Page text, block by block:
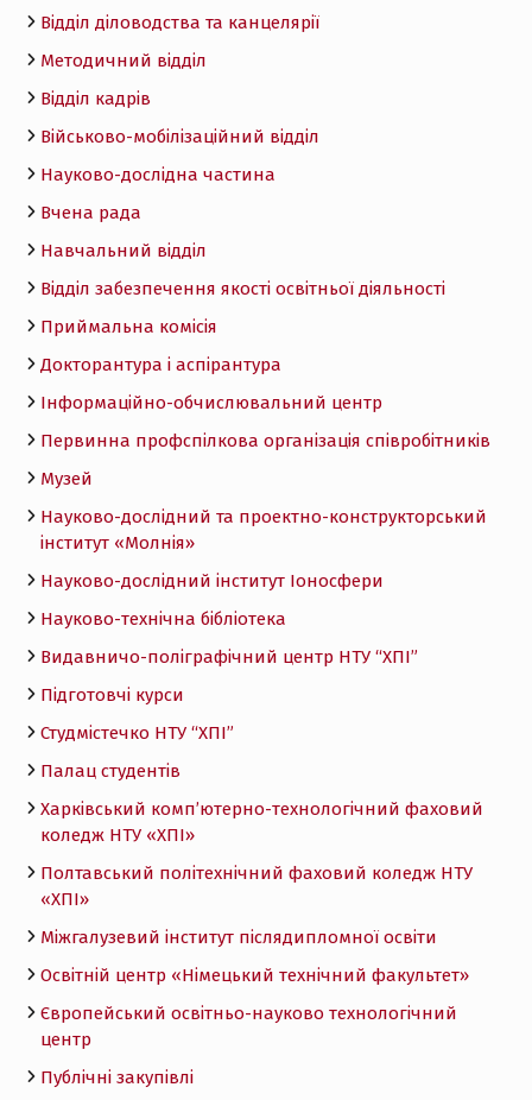
Відділ діловодства та канцелярії
Методичний відділ
Відділ кадрів
Військово-мобілізаційний відділ
Науково-дослідна частина
Вчена рада
Навчальний відділ
Відділ забезпечення якості освітньої діяльності
Приймальна комісія
Докторантура і аспірантура
Інформаційно-обчислювальний центр
Первинна профспілкова організація співробітників
Музей
Науково-дослідний та проектно-конструкторський
інститут «Молнія»
Науково-дослідний інститут Іоносфери
Науково-технічна бібліотека
Видавничо-поліграфічний центр НТУ “ХПІ”
Підготовчі курси
Студмістечко НТУ “ХПІ”
Палац студентів
Харківський комп’ютерно-технологічний фаховий
коледж НТУ «ХПI»
Полтавський політехнічний фаховий коледж НТУ
«ХПI»
Міжгалузевий інститут післядипломної освіти
Освітній центр «Німецький технічний факультет»
Європейський освітньо-науково технологічний
центр
Публічні закупівлі